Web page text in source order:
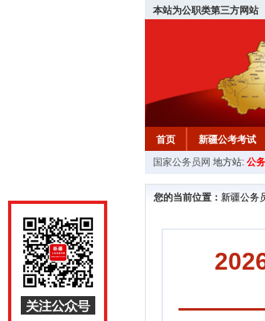
本站为公职类第三方网站
首页 新疆公考考试
新疆公务员行测试题
国家公务员网 地方站: 公
您的当前位置： 新疆公务